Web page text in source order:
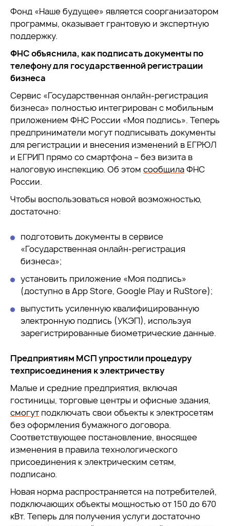
Фонд «Наше будущее» является соорганизатором
программы, оказывает грантовую и экспертную
поддержку.
ФНС объяснила, как подписать документы по
телефону для государственной регистрации
бизнеса
Сервис «Государственная онлайн-регистрация
бизнеса» полностью интегрирован с мобильным
приложением ФНС России «Моя подпись». Теперь
предприниматели могут подписывать документы
для регистрации и внесения изменений в ЕГРЮЛ
и ЕГРИП прямо со смартфона – без визита в
налоговую инспекцию. Об этом сообщилаФНС
России.
Чтобы воспользоваться новой возможностью,
достаточно:
подготовить документы в сервисе
«Государственная онлайн-регистрация
бизнеса»;
установить приложение «Моя подпись»
(доступно в App Store, Google Play и RuStore);
выпустить усиленную квалифицированную
электронную подпись (УКЭП), используя
зарегистрированные биометрические данные.
Предприятиям МСП упростили процедуру
техприсоединения к электричеству
Малые и средние предприятия, включая
гостиницы, торговые центры и офисные здания,
смогут подключать свои объекты к электросетям
без оформления бумажного договора.
Соответствующее постановление, вносящее
изменения в правила технологического
присоединения к электрическим сетям,
подписано.
Новая норма распространяется на потребителей,
подключающих объекты мощностью от 150 до 670
кВт. Теперь для получения услуги достаточно